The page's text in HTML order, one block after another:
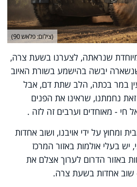
(צילום: פלאש 90)
שנראתה, לצערנו בשעת צרה,
יבשה בהישמע בשורת האיוב
במר בכתה, הלב שתת דם, אבל
נחמתנו, שראינו את הפנים
חי - מאוחדים וערבים זה לזה .
ומחוץ על ידי אויבנו, ושוב אחדות
יש בעלי אולמות באזור המרכז
באזור הדרום לערוך אצלם את
אחדות בשעת צרה.